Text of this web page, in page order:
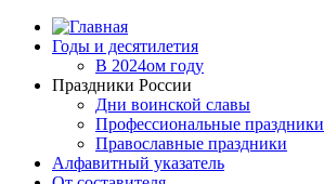
Годы и десятилетия
В 2024ом году
Праздники России
Дни воинской славы
Профессиональные праздники
Православные праздники
Алфавитный указатель